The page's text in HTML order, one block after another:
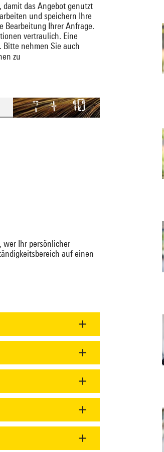
das Angebot genutzt
und speichern Ihre
Bearbeitung Ihrer Anfrage.
vertraulich. Eine
nehmen Sie auch
zu
wer Ihr persönlicher
auf einen